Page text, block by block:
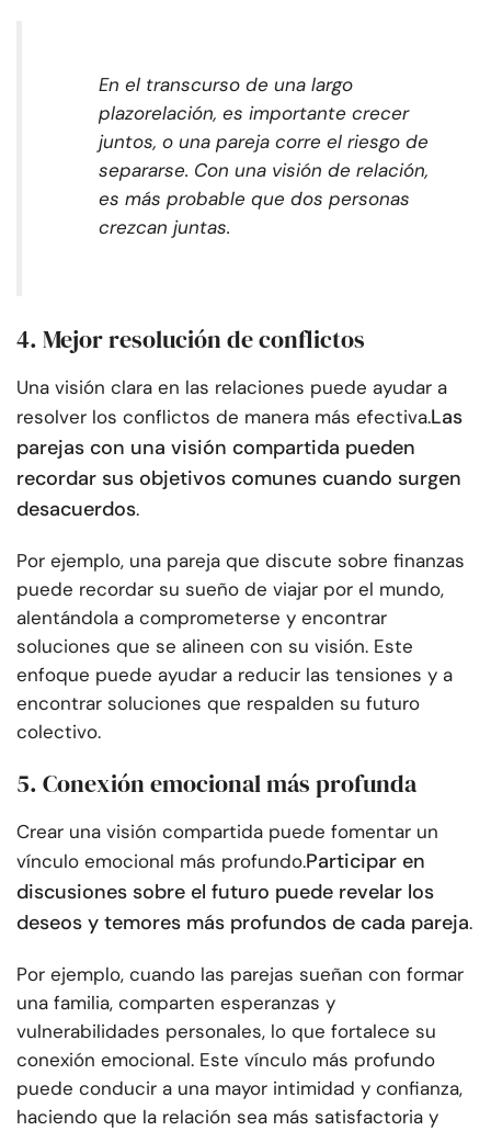
En el transcurso de una largo
plazorelación, es importante crecer
juntos, o una pareja corre el riesgo de
separarse. Con una visión de relación,
es más probable que dos personas
crezcan juntas.
4. Mejor resolución de conflictos
Una visión clara en las relaciones puede ayudar a
resolver los conflictos de manera más efectiva.Las
parejas con una visión compartida pueden
recordar sus objetivos comunes cuando surgen
desacuerdos.
Por ejemplo, una pareja que discute sobre finanzas
puede recordar su sueño de viajar por el mundo,
alentándola a comprometerse y encontrar
soluciones que se alineen con su visión. Este
enfoque puede ayudar a reducir las tensiones y a
encontrar soluciones que respalden su futuro
colectivo.
5. Conexión emocional más profunda
Crear una visión compartida puede fomentar un
vínculo emocional más profundo.Participar en
discusiones sobre el futuro puede revelar los
deseos y temores más profundos de cada pareja.
Por ejemplo, cuando las parejas sueñan con formar
una familia, comparten esperanzas y
vulnerabilidades personales, lo que fortalece su
conexión emocional. Este vínculo más profundo
puede conducir a una mayor intimidad y confianza,
haciendo que la relación sea más satisfactoria y